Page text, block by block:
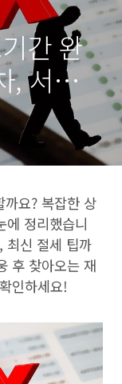
간 완
, 서류
요? 복잡한 상
에 정리했습니
최신 절세 팁까
후 찾아오는 재
인하세요!